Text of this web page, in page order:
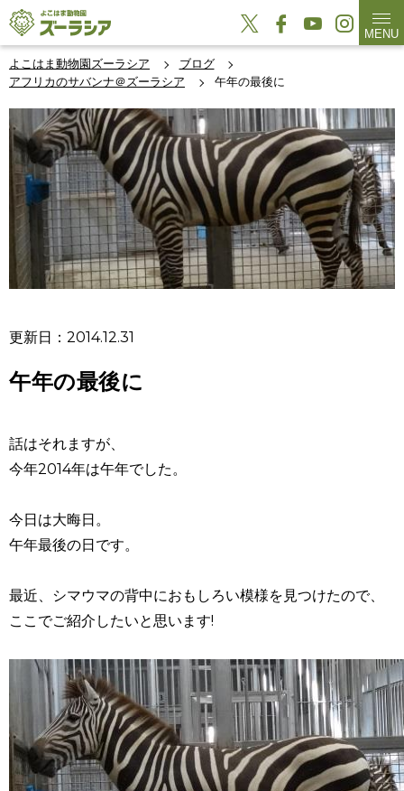
MENU
よこはま動物園ズーラシア
ブログ
アフリカのサバンナ＠ズーラシア
午年の最後に
更新日：2014.12.31
午年の最後に
話はそれますが、
今年2014年は午年でした。
今日は大晦日。
午年最後の日です。
最近、シマウマの背中におもしろい模様を見つけたので、
ここでご紹介したいと思います!